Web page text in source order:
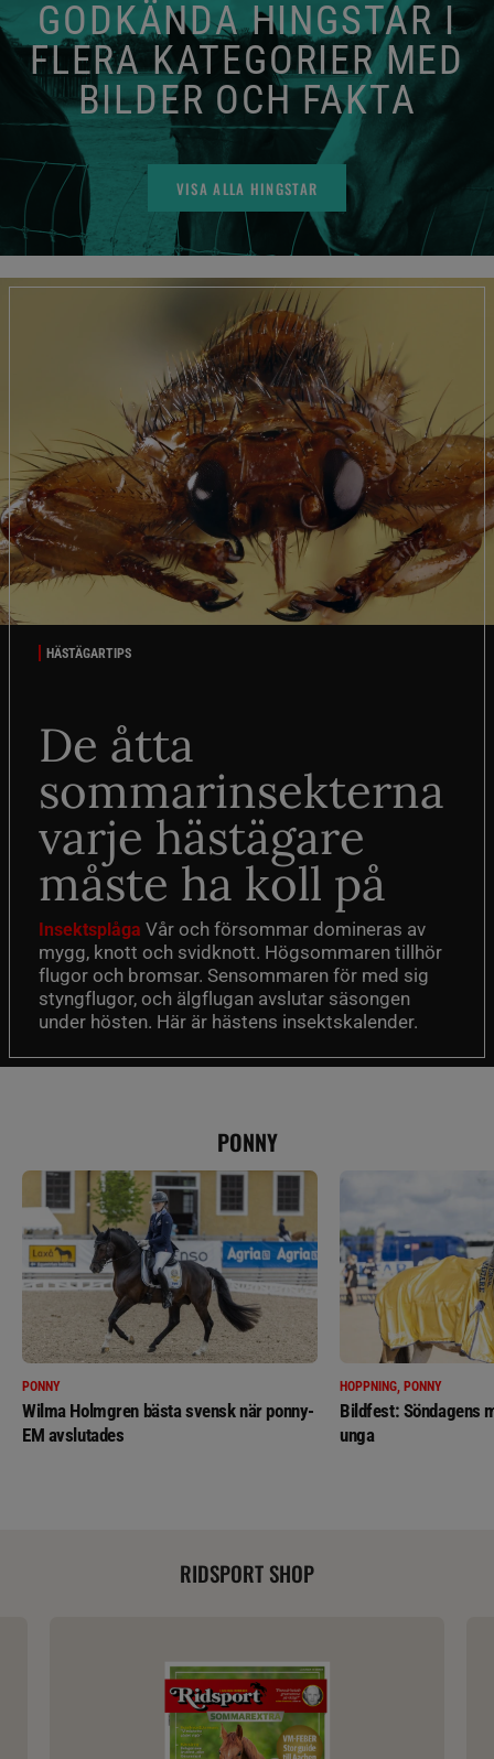
GODKÄNDA HINGSTAR I
FLERA KATEGORIER MED
BILDER OCH FAKTA
VISA ALLA HINGSTAR
HÄSTÄGARTIPS
De åtta
sommarinsekterna
varje hästägare
måste ha koll på
Insektsplåga Vår och försommar domineras av
mygg, knott och svidknott. Högsommaren tillhör
flugor och bromsar. Sensommaren för med sig
styngflugor, och älgflugan avslutar säsongen
under hösten. Här är hästens insektskalender.
PONNY
PONNY
Wilma Holmgren bästa svensk när ponny-
EM avslutades
HOPPNING, PONNY
Bildfest: Söndagens
unga
RIDSPORT SHOP